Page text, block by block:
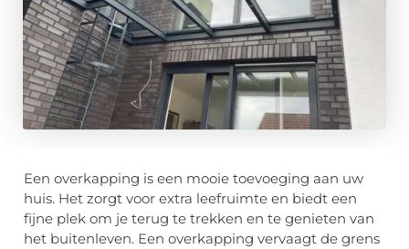
Een overkapping is een mooie toevoeging aan uw
huis. Het zorgt voor extra leefruimte en biedt een
fijne plek om je terug te trekken en te genieten van
het buitenleven. Een overkapping vervaagt de grens